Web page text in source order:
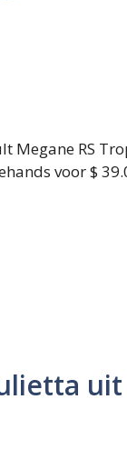
Megane RS
voor $
uit